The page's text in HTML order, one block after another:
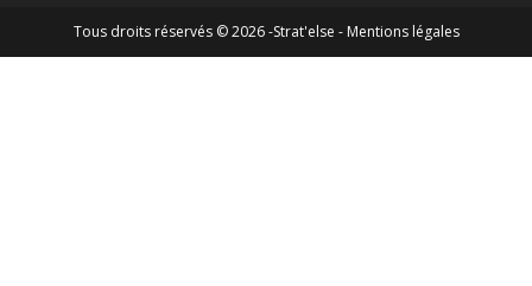
Tous droits réservés © 2026 -Strat'else - Mentions légales